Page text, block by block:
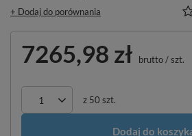
+ Dodaj do porównania
7265,98 zł brutto/szt.
z 50 szt.
Dodaj do